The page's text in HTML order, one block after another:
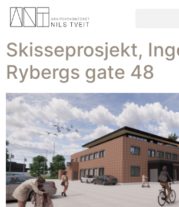
Skisseprosjekt,
Rybergs gate 48